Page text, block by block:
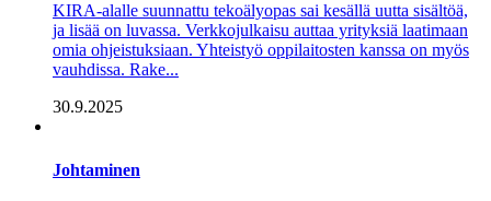
KIRA-alalle suunnattu tekoälyopas sai kesällä uutta sisältöä,
ja lisää on luvassa. Verkkojulkaisu auttaa yrityksiä laatimaan
omia ohjeistuksiaan. Yhteistyö oppilaitosten kanssa on myös
vauhdissa. Rake...
30.9.2025
Johtaminen